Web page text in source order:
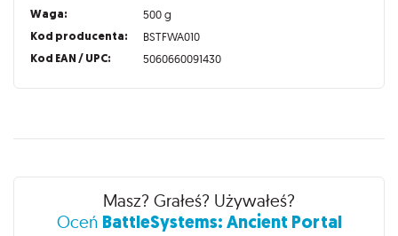
Waga: 500 g
Kod producenta: BSTFWA010
Kod EAN / UPC: 5060660091430
Recenzje
Masz? Grałeś? Używałeś?
Oceń BattleSystems: Ancient Portal